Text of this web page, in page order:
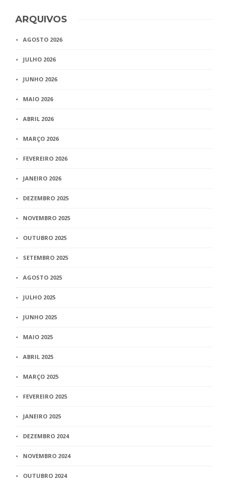
ARQUIVOS
AGOSTO 2026
JULHO 2026
JUNHO 2026
MAIO 2026
ABRIL 2026
MARÇO 2026
FEVEREIRO 2026
JANEIRO 2026
DEZEMBRO 2025
NOVEMBRO 2025
OUTUBRO 2025
SETEMBRO 2025
AGOSTO 2025
JULHO 2025
JUNHO 2025
MAIO 2025
ABRIL 2025
MARÇO 2025
FEVEREIRO 2025
JANEIRO 2025
DEZEMBRO 2024
NOVEMBRO 2024
OUTUBRO 2024